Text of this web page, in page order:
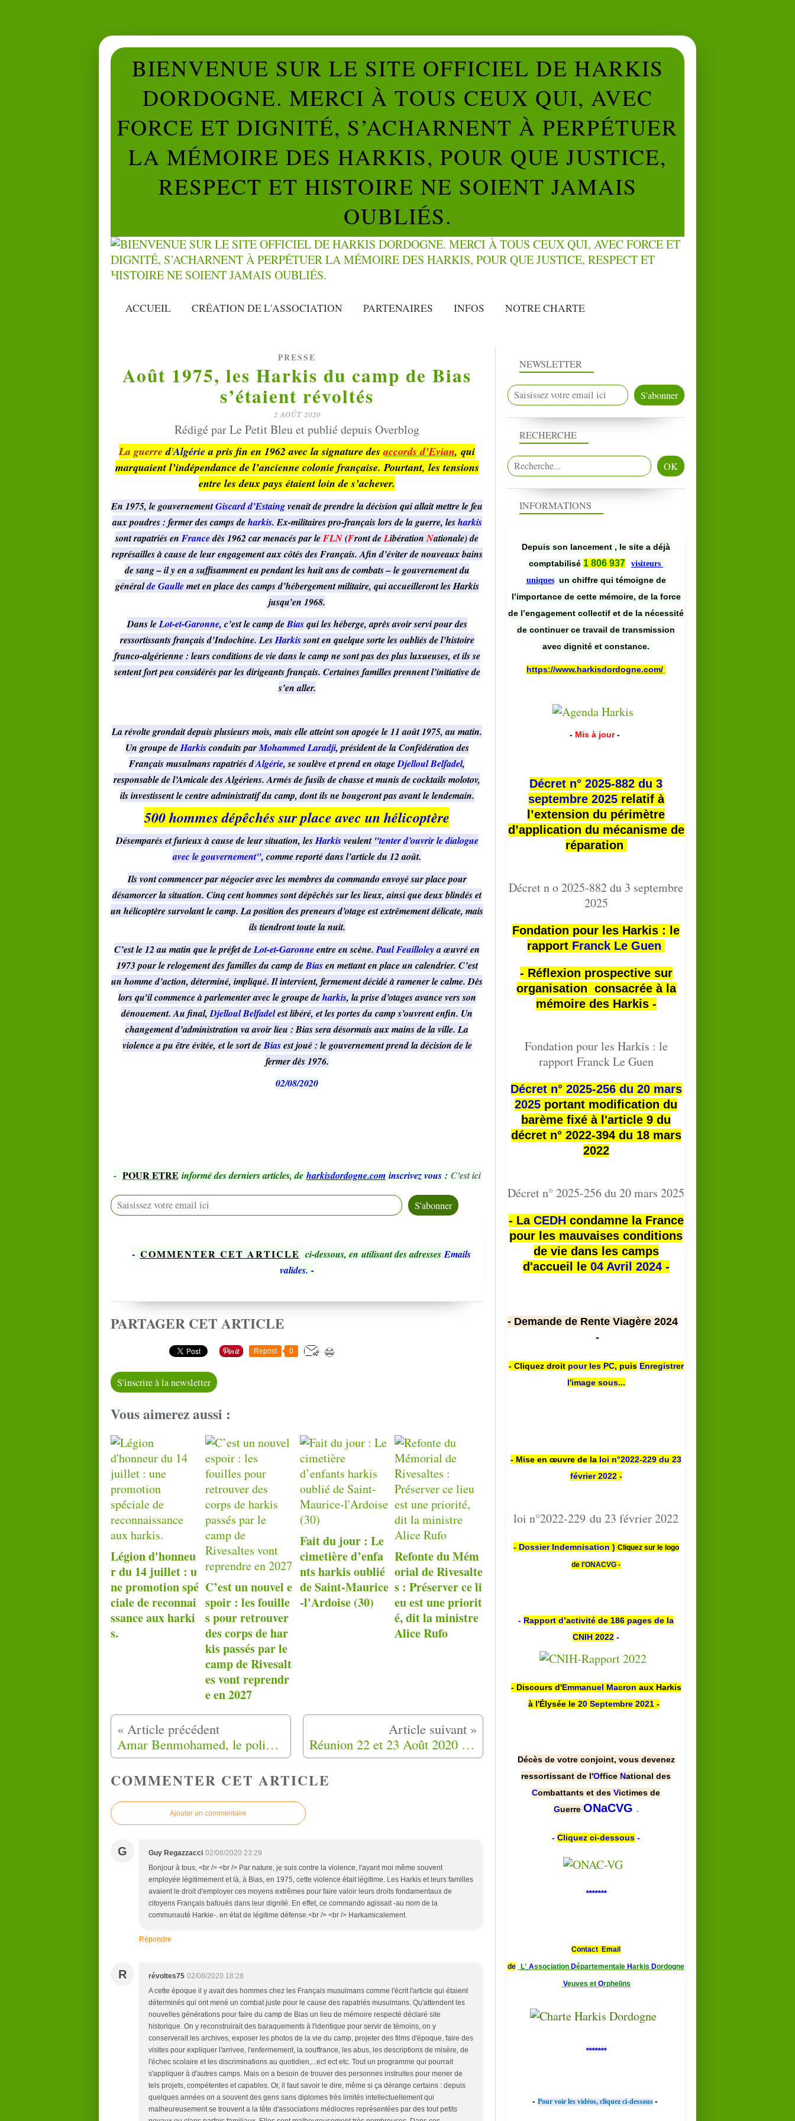
BIENVENUE SUR LE SITE OFFICIEL DE HARKIS
DORDOGNE. MERCI À TOUS CEUX QUI, AVEC
FORCE ET DIGNITÉ, S’ACHARNENT À PERPÉTUER
LA MÉMOIRE DES HARKIS, POUR QUE JUSTICE,
RESPECT ET HISTOIRE NE SOIENT JAMAIS
OUBLIÉS.
ACCUEIL CRÉATION DE L'ASSOCIATION PARTENAIRES INFOS NOTRE CHARTE
PRESSE
Août 1975, les Harkis du camp de Bias
s’étaient révoltés
2 AOÛT 2020
Rédigé par Le Petit Bleu et publié depuis Overblog
La guerre d’Algériea pris fin en 1962 avec la signature desaccords d’Evian, qui
marquaient l’indépendance de l’ancienne colonie française. Pourtant, les tensions
entre les deux pays étaient loin de s’achever.
En 1975, le gouvernementGiscard d’Estaingvenait de prendre la décision qui allait mettre le feu
aux poudres : fermer des camps deharkis. Ex-militaires pro-français lors de la guerre, lesharkis
sont rapatriés en Francedès 1962 car menacés par leFLN(Front deLibérationNationale) de
représailles à cause de leur engagement aux côtés des Français. Afin d’éviter de nouveaux bains
de sang – il y en a suffisamment eu pendant les huit ans de combats – le gouvernement du
généralde Gaullemet en place des camps d’hébergement militaire, qui accueilleront les Harkis
jusqu’en 1968.
Dans leLot-et-Garonne, c’est le camp deBiasqui les héberge, après avoir servi pour des
ressortissants français d’Indochine. LesHarkissont en quelque sorte les oubliés de l’histoire
franco-algérienne : leurs conditions de vie dans le camp ne sont pas des plus luxueuses, et ils se
sentent fort peu considérés par les dirigeants français. Certaines familles prennent l’initiative de
s’en aller.
La révolte grondait depuis plusieurs mois, mais elle atteint son apogée le 11 août 1975, au matin.
Un groupe deHarkisconduits parMohammed Laradji, président de la Confédération des
Français musulmans rapatriés d’Algérie, se soulève et prend en otageDjelloul Belfadel,
responsable de l’Amicale des Algériens. Armés de fusils de chasse et munis de cocktails molotov,
ils investissent le centre administratif du camp, dont ils ne bougeront pas avant le lendemain.
500 hommes dépêchés sur place avec un hélicoptère
Désemparés et furieux à cause de leur situation, lesHarkisveulent "tenter d’ouvrir le dialogue
avec le gouvernement", comme reporté dans l’article du 12 août.
Ils vont commencer par négocier avec les membres du commando envoyé sur place pour
désamorcer la situation. Cinq cent hommes sont dépêchés sur les lieux, ainsi que deux blindés et
un hélicoptère survolant le camp. La position des preneurs d’otage est extrêmement délicate, mais
ils tiendront toute la nuit.
C’est le 12 au matin que le préfet deLot-et-Garonneentre en scène.Paul Feuilloleya œuvré en
1973 pour le relogement des familles du camp deBiasen mettant en place un calendrier. C’est
un homme d’action, déterminé, impliqué. Il intervient, fermement décidé à ramener le calme. Dès
lors qu’il commence à parlementer avec le groupe deharkis, la prise d’otages avance vers son
dénouement. Au final,Djelloul Belfadelest libéré, et les portes du camp s’ouvrent enfin. Un
changement d’administration va avoir lieu : Bias sera désormais aux mains de la ville. La
violence a pu être évitée, et le sort deBiasest joué : le gouvernement prend la décision de le
fermer dès 1976.
02/08/2020
- POUR ETRE informé des derniers articles, de harkisdordogne.com inscrivez vous : C'est ici
- COMMENTER CET ARTICLE ci-dessous, en utilisant des adressesEmails
valides. -
PARTAGER CET ARTICLE
Repost 0
S'inscrire à la newsletter
Vous aimerez aussi :
Légion d'honneu
r du 14 juillet : u
ne promotion spé
ciale de reconnai
ssance aux harki
s.
C’est un nouvel e
spoir : les fouille
s pour retrouver
des corps de har
kis passés par le
camp de Rivesalt
es vont reprendr
e en 2027
Fait du jour : Le
cimetière d’enfa
nts harkis oublié
de Saint-Maurice
-l'Ardoise (30)
Refonte du Mém
orial de Rivesalte
s : Préserver ce li
eu est une priorit
é, dit la ministre
Alice Rufo
Amar Benmohamed, le policier qui ne pouvait plus se taire Réunion 22 et 23 Août 2020 à Maubeuge (59)
COMMENTER CET ARTICLE
Ajouter un commentaire
G Guy Regazzacci 02/08/2020 23:29
Bonjour à tous, <br /> <br /> Par nature, je suis contre la violence, l'ayant moi même souvent
employée légitimement et là, à Bias, en 1975, cette violence était légitime. Les Harkis et leurs familles
avaient le droit d'employer ces moyens extrêmes pour faire valoir leurs droits fondamentaux de
citoyens Français bafoués dans leur dignité. En effet, ce commando agissait -au nom de la
communauté Harkie-. en état de légitime défense.<br /> <br /> Harkamicalement.
Répondre
R révoltes75 02/08/2020 18:28
A cette époque il y avait des hommes chez les Français musulmans comme l'écrit l'article qui étaient
déterminés qui ont mené un combat juste pour le cause des rapatriés musulmans. Qu'attendent les
nouvelles générations pour faire du camp de Bias un lieu de mémoire respecté déclaré site
historique. On y reconstruirait des baraquements à l'identique pour servir de témoins, on y
conserverait les archives, exposer les photos de la vie du camp, projeter des films d'époque, faire des
visites pour expliquer l'arrivee, l'enfermement, la souffrance, les abus, les descriptions de misère, de
l'échec scolaire et les discriminations au quotidien,...ect ect etc. Tout un programme qui pourrait
s'appliquer à d'autres camps. Mais on a besoin de trouver des personnes instruites pour mener de
tels projets, compétentes et capables. Or, il faut savoir le dire, même si ça dérange certains : depuis
quelques années on a souvent des gens sans diplomes très limités intellectuellement qui
malheureusement se trouvent a la tête d'associations médiocres représentées par des tout petits
NEWSLETTER
RECHERCHE
INFORMATIONS
Depuis son lancement , le site a déjà
comptabilisé 1 806 937
visiteurs
uniques un chiffre qui témoigne de
l’importance de cette mémoire, de la force
de l’engagement collectif et de la nécessité
de continuer ce travail de transmission
avec dignité et constance.
https://www.harkisdordogne.com/
- Mis à jour -
Décret n° 2025-882 du 3
septembre 2025relatif à
l’extension du périmètre
d’application du mécanisme de
réparation
Décret n o 2025-882 du 3 septembre
2025
Fondation pour les Harkis : le
rapport Franck Le Guen
- Réflexion prospective sur
organisation consacrée à la
mémoire des Harkis -
Fondation pour les Harkis : le
rapport Franck Le Guen
Décret n° 2025-256 du 20 mars
2025 portant modification du
barème fixé à l'article 9 du
décret n° 2022-394 du 18 mars
2022
Décret n° 2025-256 du 20 mars 2025
- La CEDHcondamne la France
pour les mauvaises conditions
de vie dans les camps
d'accueil le 04 Avril 2024 -
- Demande de Rente Viagère 2024
-
- Cliquez droit pour les PC, puis Enregistrer
l'image sous...
- Mise en œuvre de la loi n°2022-229 du 23
février 2022 -
loi n°2022-229 du 23 février 2022
- Dossier Indemnisation ) Cliquez sur le logo
de l'ONACVG -
- Rapport d’activité de 186 pages de la
CNIH 2022 -
- Discours d'Emmanuel Macron aux Harkis
à l'Élysée le 20 Septembre 2021 -
Décès de votre conjoint, vous devenez
ressortissant de l'Office National des
Combattants et des Victimes de
Guerre ONaCVG .
- Cliquez ci-dessous -
*******
Contact Email
de L' Association Départementale Harkis Dordogne
Veuves et Orphelins
*******
- Pour voir les vidéos, cliquez ci-dessous -